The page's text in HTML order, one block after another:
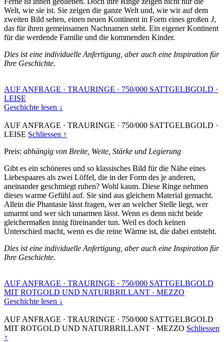
Welt, wie sie ist. Sie zeigen die ganze Welt und, wie wir auf dem
zweiten Bild sehen, einen neuen Kontinent in Form eines großen J,
das für ihren gemeinsamen Nachnamen steht. Ein eigener Kontinent
für die werdende Familie und die kommenden Kinder.
Dies ist eine individuelle Anfertigung, aber auch eine Inspiration für
Ihre Geschichte.
AUF ANFRAGE · TRAURINGE · 750/000 SATTGELBGOLD ·
LEISE
Geschichte lesen ↓
AUF ANFRAGE · TRAURINGE · 750/000 SATTGELBGOLD ·
LEISE Schliessen ↑
Preis: abhängig von Breite, Weite, Stärke und Legierung
Gibt es ein schöneres und so klassisches Bild für die Nähe eines
Liebespaares als zwei Löffel, die in der Form des je anderen,
aneinander geschmiegt ruhen? Wohl kaum. Diese Ringe nehmen
dieses warme Gefühl auf. Sie sind aus gleichem Material gemacht.
Allein die Phantasie lässt fragen, wer an welcher Stelle liegt, wer
umarmt und wer sich umarmen lässt. Wenn es denn nicht beide
gleichermaßen innig füreinander tun. Weil es doch keinen
Unterschied macht, wenn es die reine Wärme ist, die dabei entsteht.
Dies ist eine individuelle Anfertigung, aber auch eine Inspiration für
Ihre Geschichte.
AUF ANFRAGE · TRAURINGE · 750/000 SATTGELBGOLD
MIT ROTGOLD UND NATURBRILLANT · MEZZO
Geschichte lesen ↓
AUF ANFRAGE · TRAURINGE · 750/000 SATTGELBGOLD
MIT ROTGOLD UND NATURBRILLANT · MEZZO Schliessen
↑